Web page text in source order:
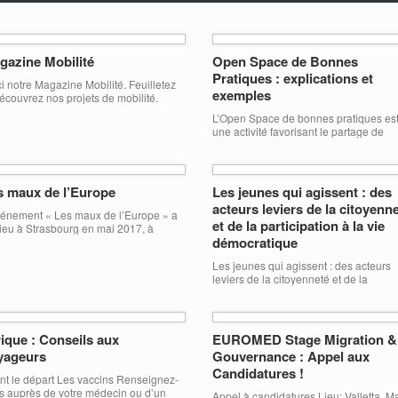
Mobilité
notre Magazine Mobilité. Feuilletez
nos projets de mobilité.
Open Space de Bonnes
Pratiques : explications et
exemples
L’Open Space de bonnes pratiques est
une activité favorisant le partage de
leur apprentissage. L’AMSED a mis en
place cette activité au sein du séminaire
« Changeons nos habitudes, pas le
climat ! », que l’association a
Strasbourg du 12 au 21 juillet 2017.
L’activité […]
maux de l’Europe
« Les maux de l’Europe » a
à Strasbourg en mai 2017, à
citoyenne des jeunes pour
[…]
Les jeunes qui agissent : des
acteurs leviers de la
et de la participation à la vie
démocratique
Les jeunes qui agissent : des acteurs
leviers de la citoyenneté et de la
avec l’Association Mémoire de la
(Kairouan), Jeunesse et
de Remada (Remada, Tataouine) et
soutenu financièrement par le
Concerté Pluri-Acteurs Soyons
: Conseils aux
le départ Les vaccins Renseignez-
auprès de votre médecin ou d’un
EUROMED Stage Migration &
Gouvernance : Appel aux
Candidatures !